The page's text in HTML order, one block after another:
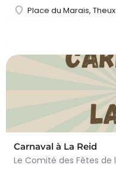
Place du Marais, Theux
Carnaval à La Reid